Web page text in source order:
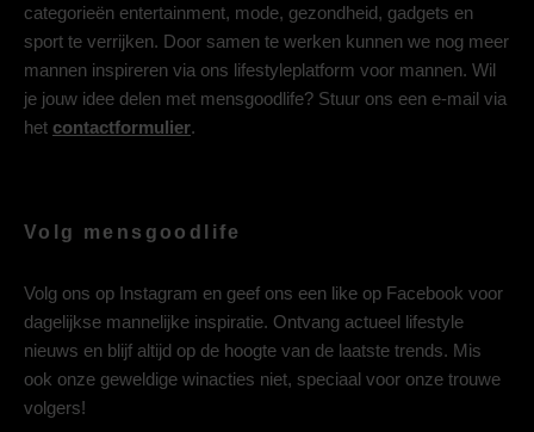
categorieën entertainment, mode, gezondheid, gadgets en
sport te verrijken. Door samen te werken kunnen we nog meer
mannen inspireren via ons lifestyleplatform voor mannen. Wil
je jouw idee delen met mensgoodlife? Stuur ons een e-mail via
het contactformulier.
Volg mensgoodlife
Volg ons op Instagram en geef ons een like op Facebook voor
dagelijkse mannelijke inspiratie. Ontvang actueel lifestyle
nieuws en blijf altijd op de hoogte van de laatste trends. Mis
ook onze geweldige winacties niet, speciaal voor onze trouwe
volgers!